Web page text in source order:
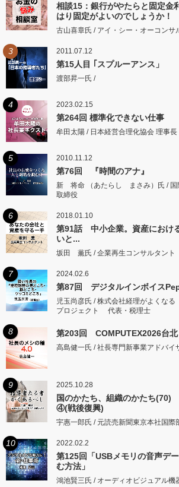
相談15：銀行がやたらと固定金
はり固定がよいのでしょうか！
古山喜章氏 / アイ・シー・オーコンサ
3 2011.07.12
第15人目 ｢スプルーアンス」
渡部昇一氏 /
4 2023.02.15
第264回 標準化できない仕事
牟田太陽 / 日本経営合理化協会 理事長
5 2010.11.12
第76回 『時間のアナ』
新 将命 （あたらし まさみ）氏 / 国
取締役
6 2018.01.10
第91話 中小企業。資産におけ
いと...
坂田 薫氏 / 企業再生コンサルタント
7 2024.02.6
第87回 デジタルインボイス
児玉尚彦氏 / 株式会社経理がよくな
プロジェクト 代表・税理士
8 第203回 COMPUTEX2026台北
高島健一氏 / 社長専門新事業アドバイ
9 2025.10.28
国のかたち、組織のかたち(70)
④(戦後復興)
宇惠一郎氏 / 元読売新聞東京本社国際
10 2022.02.2
第125回「USBメモリの音声デ
む方法」
鴻池賢三氏 / オーディオビジュアル